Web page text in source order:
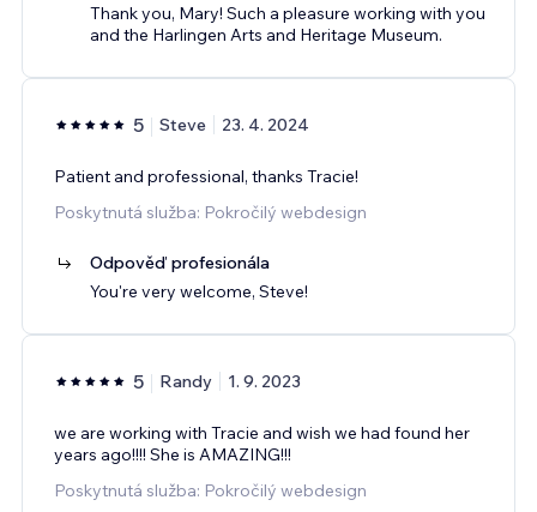
Thank you, Mary! Such a pleasure working with you
and the Harlingen Arts and Heritage Museum.
5 Steve 23. 4. 2024
Patient and professional, thanks Tracie!
Poskytnutá služba: Pokročilý webdesign
Odpověď profesionála
You're very welcome, Steve!
5 Randy 1. 9. 2023
we are working with Tracie and wish we had found her
years ago!!!! She is AMAZING!!!
Poskytnutá služba: Pokročilý webdesign